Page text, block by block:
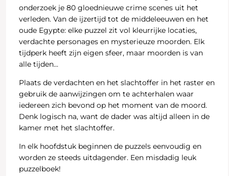
onderzoek je 80 gloednieuwe crime scenes uit het
verleden. Van de ijzertijd tot de middeleeuwen en het
oude Egypte: elke puzzel zit vol kleurrijke locaties,
verdachte personages en mysterieuze moorden. Elk
tijdperk heeft zijn eigen sfeer, maar moorden is van
alle tijden...
Plaats de verdachten en het slachtoffer in het raster en
gebruik de aanwijzingen om te achterhalen waar
iedereen zich bevond op het moment van de moord.
Denk logisch na, want de dader was altijd alleen in de
kamer met het slachtoffer.
In elk hoofdstuk beginnen de puzzels eenvoudig en
worden ze steeds uitdagender. Een misdadig leuk
puzzelboek!